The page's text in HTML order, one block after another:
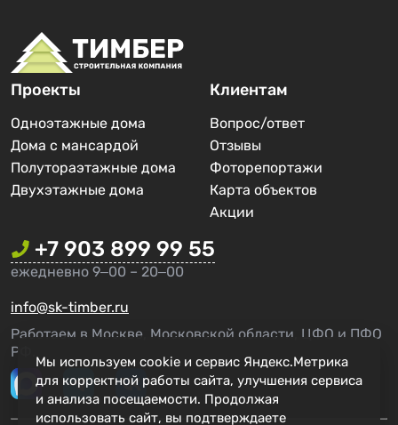
Мы используем cookie и сервис Яндекс.Метрика
для корректной работы сайта, улучшения сервиса
и анализа посещаемости. Продолжая
использовать сайт, вы подтверждаете
Проекты
Одноэтажные дома
Дома с мансардой
Полутораэтажные дома
Двухэтажные дома
Клиентам
Вопрос/ответ
Отзывы
Фоторепортажи
Карта объектов
Акции
+7 903 899 99 55
ежедневно 9‒00 – 20‒00
info@sk-timber.ru
Работаем в Москве, Московской области, ЦФО и ПФО
РФ.